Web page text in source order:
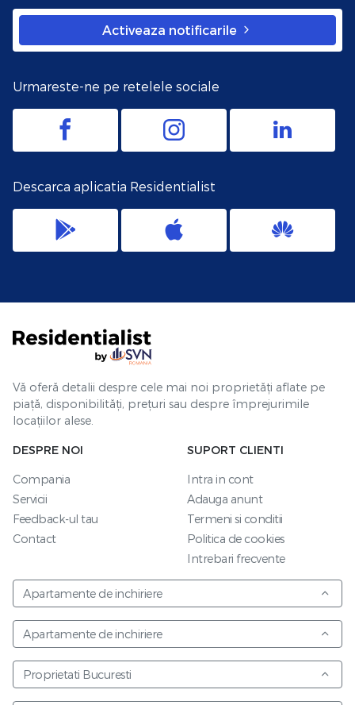
Activeaza notificarile
Urmareste-ne pe retelele sociale
Descarca aplicatia Residentialist
Vă oferă detalii despre cele mai noi proprietăți aflate pe
piață, disponibilități, prețuri sau despre împrejurimile
locațiilor alese.
DESPRE NOI
Compania
Servicii
Feedback-ul tau
Contact
SUPORT CLIENTI
Intra in cont
Adauga anunt
Termeni si conditii
Politica de cookies
Intrebari frecvente
Apartamente de inchiriere
Apartamente de inchiriere
Proprietati Bucuresti